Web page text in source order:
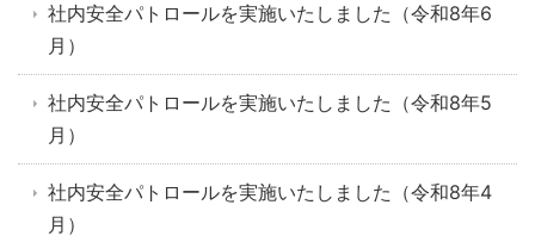
社内安全パトロールを実施いたしました（令和8年6
月）
社内安全パトロールを実施いたしました（令和8年5
月）
社内安全パトロールを実施いたしました（令和8年4
月）